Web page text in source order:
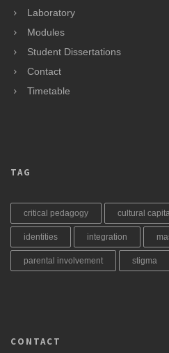
Laboratory
Modules
Student Dissertations
Contact
Timetable
TAG
critical pedagogy cultural
identities integration
parental involvement stigma
CONTACT